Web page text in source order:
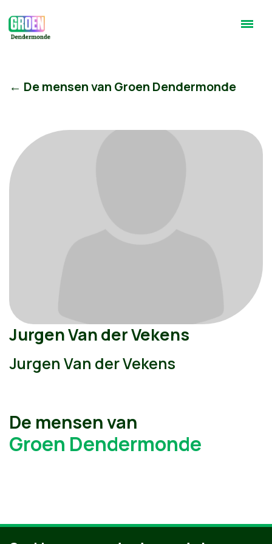
← De mensen van Groen Dendermonde
Jurgen Van der Vekens
Jurgen Van der Vekens
De mensen van
Groen Dendermonde